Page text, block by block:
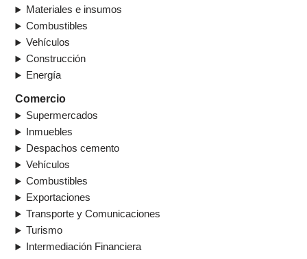
Materiales e insumos
Combustibles
Vehículos
Construcción
Energía
Comercio
Supermercados
Inmuebles
Despachos cemento
Vehículos
Combustibles
Exportaciones
Transporte y Comunicaciones
Turismo
Intermediación Financiera